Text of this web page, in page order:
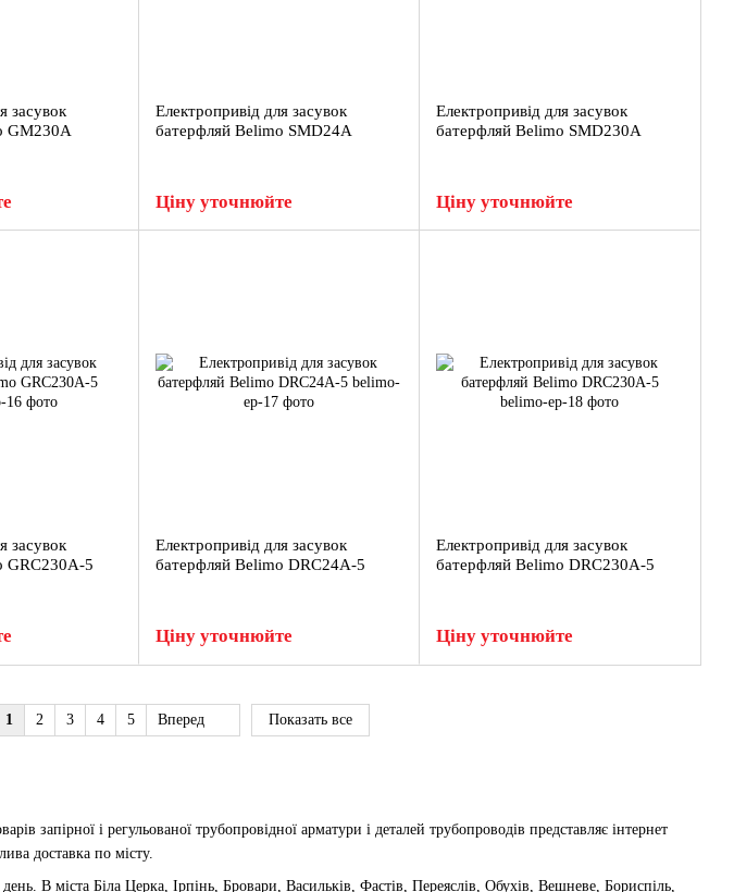
запірної і регульованої трубопровідної арматури і деталей трубопроводів представляє інтернет
доставка по місту.
В міста Біла Церка, Ірпінь, Бровари, Васильків, Фастів, Переяслів, Обухів, Вешневе, Бориспіль,
засувок
GM230A
Електропривід для засувок
батерфляй Belimo SMD24A
Ціну уточнюйте
Електропривід для засувок
батерфляй Belimo SMD230A
Ціну уточнюйте
засувок
GRC230A-5
Електропривід для засувок
батерфляй Belimo DRC24A-5
Ціну уточнюйте
Електропривід для засувок
батерфляй Belimo DRC230A-5
Ціну уточнюйте
1 2 3 4 5 Вперед Показать все